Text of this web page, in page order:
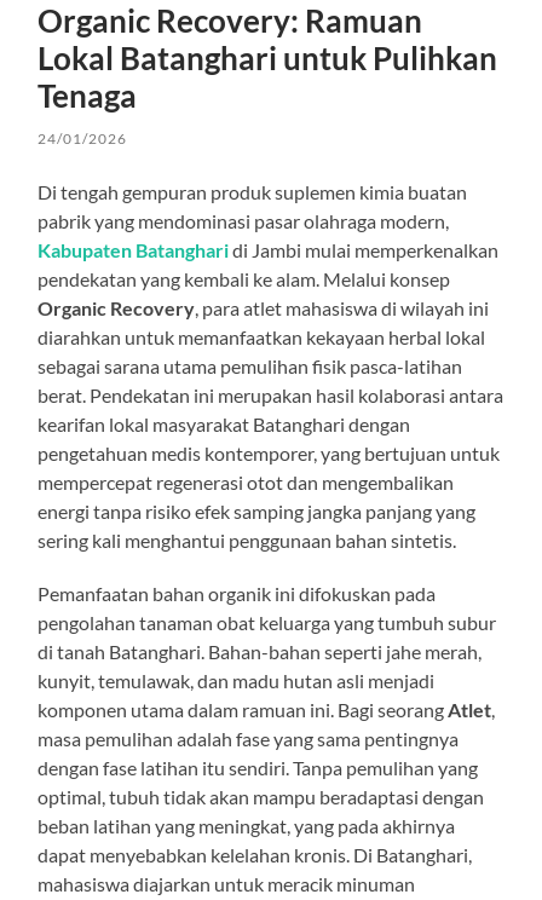
Organic Recovery: Ramuan
Lokal Batanghari untuk Pulihkan
Tenaga
24/01/2026
Di tengah gempuran produk suplemen kimia buatan
pabrik yang mendominasi pasar olahraga modern,
Kabupaten Batangharidi Jambi mulai memperkenalkan
pendekatan yang kembali ke alam. Melalui konsep
Organic Recovery, para atlet mahasiswa di wilayah ini
diarahkan untuk memanfaatkan kekayaan herbal lokal
sebagai sarana utama pemulihan fisik pasca-latihan
berat. Pendekatan ini merupakan hasil kolaborasi antara
kearifan lokal masyarakat Batanghari dengan
pengetahuan medis kontemporer, yang bertujuan untuk
mempercepat regenerasi otot dan mengembalikan
energi tanpa risiko efek samping jangka panjang yang
sering kali menghantui penggunaan bahan sintetis.
Pemanfaatan bahan organik ini difokuskan pada
pengolahan tanaman obat keluarga yang tumbuh subur
di tanah Batanghari. Bahan-bahan seperti jahe merah,
kunyit, temulawak, dan madu hutan asli menjadi
komponen utama dalam ramuan ini. Bagi seorangAtlet,
masa pemulihan adalah fase yang sama pentingnya
dengan fase latihan itu sendiri. Tanpa pemulihan yang
optimal, tubuh tidak akan mampu beradaptasi dengan
beban latihan yang meningkat, yang pada akhirnya
dapat menyebabkan kelelahan kronis. Di Batanghari,
mahasiswa diajarkan untuk meracik minuman